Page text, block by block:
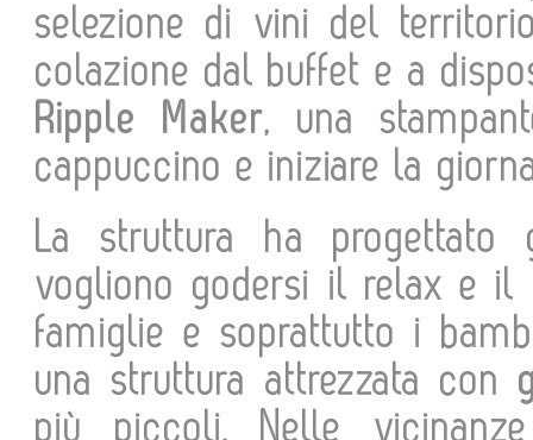
selezione di vini del
colazione dal buffet e a
Ripple Maker, una
cappuccino e iniziare la
La struttura ha
vogliono godersi il relax e il
famiglie e soprattutto i
una struttura attrezzata con
più piccoli. Nelle